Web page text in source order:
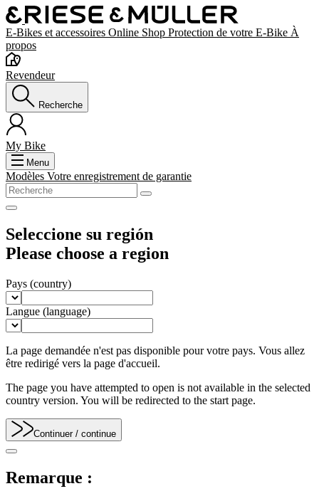
E-Bikes et accessoires Online Shop Protection de votre E-Bike À
propos
Revendeur
Recherche
My Bike
Menu
Modèles Votre enregistrement de garantie
Seleccione su región
Please choose a region
Pays (country)
Langue (language)
La page demandée n'est pas disponible pour votre pays. Vous allez
être redirigé vers la page d'accueil.
The page you have attempted to open is not available in the selected
country version. You will be redirected to the start page.
Continuer / continue
Remarque :